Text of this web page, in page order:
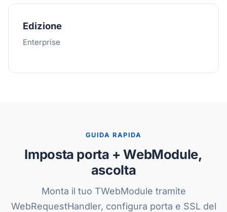
Edizione
Enterprise
GUIDA RAPIDA
Imposta porta + WebModule,
ascolta
Monta il tuo TWebModule tramite
WebRequestHandler, configura porta e SSL del